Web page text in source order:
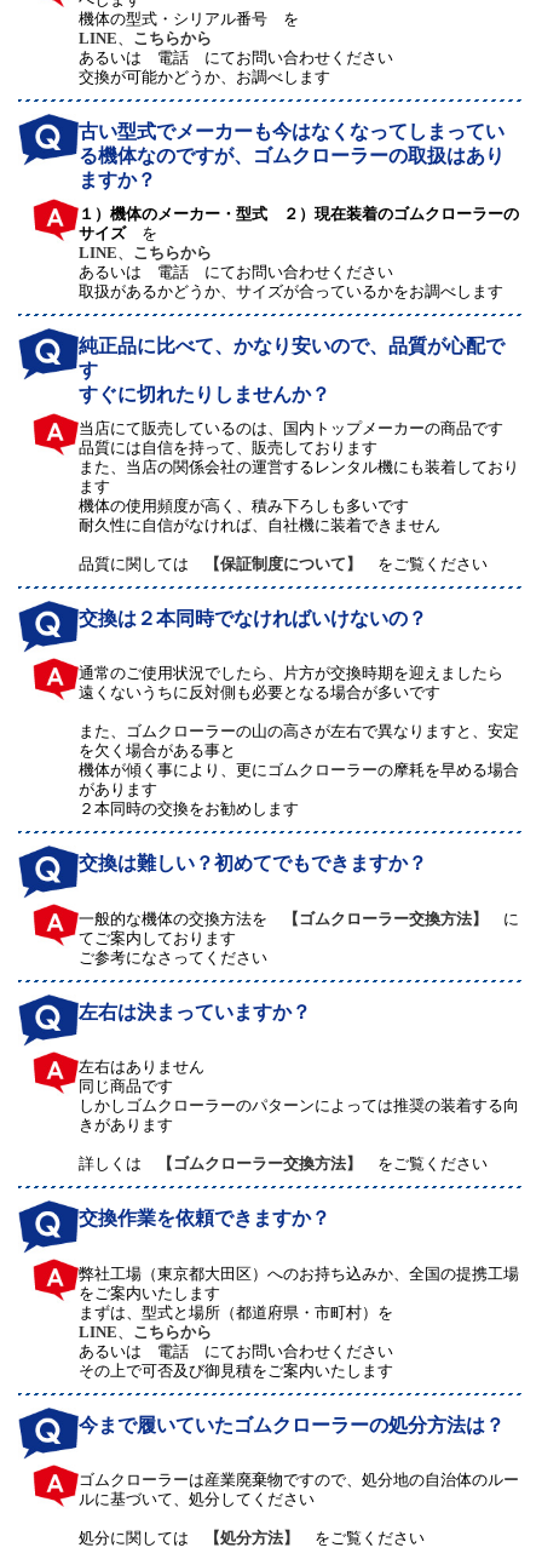
機体の型式・シリアル番号 を
LINE
こちらから
あるいは 電話 にてお問い合わせください
交換が可能かどうか、お調べします
古い型式でメーカーも今はなくなってしまってい
る機体なのですが、ゴムクローラーの取扱はあり
ますか？
１）機体のメーカー・型式 ２）現在装着のゴムクローラーの
サイズを
LINE
こちらから
あるいは 電話 にてお問い合わせください
取扱があるかどうか、サイズが合っているかをお調べします
純正品に比べて、かなり安いので、品質が心配で
す
すぐに切れたりしませんか？
当店にて販売しているのは、国内トップメーカーの商品です
品質には自信を持って、販売しております
また、当店の関係会社の運営するレンタル機にも装着しており
ます
機体の使用頻度が高く、積み下ろしも多いです
耐久性に自信がなければ、自社機に装着できません
品質に関しては 【保証制度について】 をご覧ください
交換は２本同時でなければいけないの？
通常のご使用状況でしたら、片方が交換時期を迎えましたら
遠くないうちに反対側も必要となる場合が多いです
また、ゴムクローラーの山の高さが左右で異なりますと、安定
を欠く場合がある事と
機体が傾く事により、更にゴムクローラーの摩耗を早める場合
があります
２本同時の交換をお勧めします
交換は難しい？初めてでもできますか？
一般的な機体の交換方法を 【ゴムクローラー交換方法】
に
てご案内しております
ご参考になさってください
左右は決まっていますか？
左右はありません
同じ商品です
しかしゴムクローラーのパターンによっては推奨の装着する向
きがあります
詳しくは 【ゴムクローラー交換方法】 をご覧ください
交換作業を依頼できますか？
弊社工場（東京都大田区）へのお持ち込みか、全国の提携工場
をご案内いたします
まずは、型式と場所（都道府県・市町村）を
LINE
こちらから
あるいは 電話 にてお問い合わせください
その上で可否及び御見積をご案内いたします
今まで履いていたゴムクローラーの処分方法は？
ゴムクローラーは産業廃棄物ですので、処分地の自治体のルー
ルに基づいて、処分してください
処分に関しては 【処分方法】 をご覧ください